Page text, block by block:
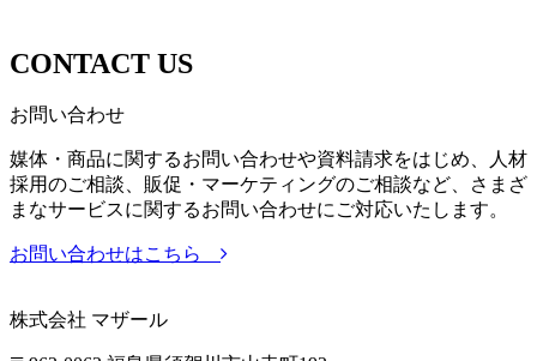
CONTACT US
お問い合わせ
媒体・商品に関するお問い合わせや資料請求をはじめ、人材
採用のご相談、販促・マーケティングのご相談など、さまざ
まなサービスに関するお問い合わせにご対応いたします。
お問い合わせはこちら
株式会社 マザール